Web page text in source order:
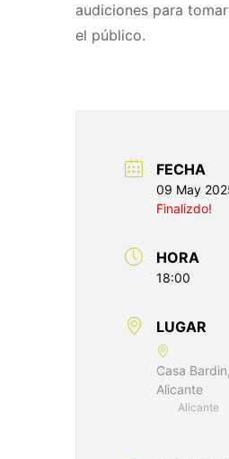
audiciones para
el público.
FECHA
09 May
Finalizdo!
HORA
18:00
LUGAR
Casa Bardin,
Alicante
Alicante